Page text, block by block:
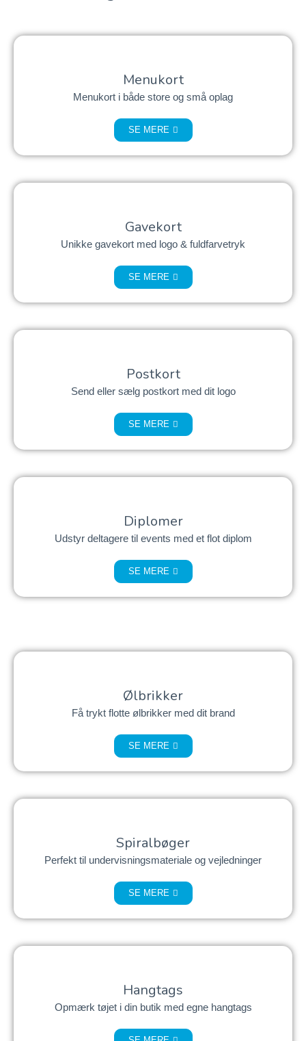
Menukort
Menukort i både store og små oplag
SE MERE
Gavekort
Unikke gavekort med logo & fuldfarvetryk
SE MERE
Postkort
Send eller sælg postkort med dit logo
SE MERE
Diplomer
Udstyr deltagere til events med et flot diplom
SE MERE
Ølbrikker
Få trykt flotte ølbrikker med dit brand
SE MERE
Spiralbøger
Perfekt til undervisningsmateriale og vejledninger
SE MERE
Hangtags
Opmærk tøjet i din butik med egne hangtags